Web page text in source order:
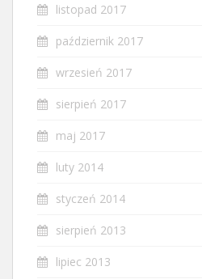
listopad 2017
październik 2017
wrzesień 2017
sierpień 2017
maj 2017
luty 2014
styczeń 2014
sierpień 2013
lipiec 2013